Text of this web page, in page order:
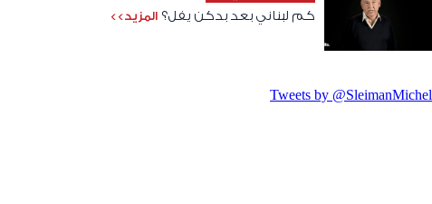
كم لبناني بعد بدكن يفل؟ المزيد>>
Tweets by @SleimanMichel